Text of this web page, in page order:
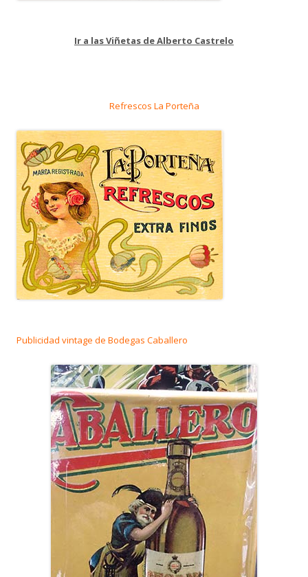
Ir a las Viñetas de Alberto Castrelo
Refrescos La Porteña
Publicidad vintage de Bodegas Caballero